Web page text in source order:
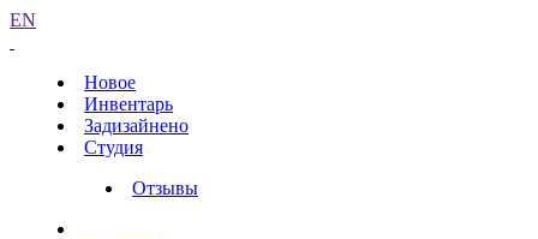
EN
Новое
Инвентарь
Задизайнено
Студия
Отзывы